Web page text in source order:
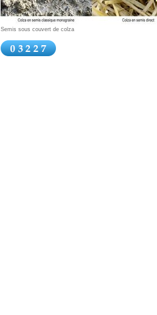
Semis sous couvert de colza